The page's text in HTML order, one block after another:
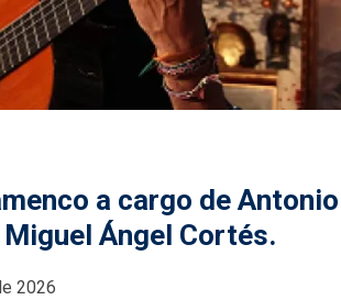
a cargo de Antonio
Ángel Cortés.
2026